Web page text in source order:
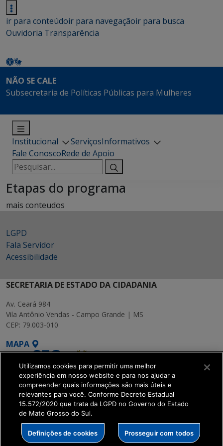
ir para conteúdoir para navegaçãoir para busca
Ouvidoria Transparência
NÃO SE CALE
Subsecretaria de Políticas Públicas para Mulheres
Institucional ServiçosInformativos
Fale ConoscoRede de Apoio
Pesquisar
por:
Etapas do programa
mais conteudos
LGPD
Fala Servidor
Acessibilidade
SECRETARIA DE ESTADO DA CIDADANIA
Av. Ceará 984
Vila Antônio Vendas - Campo Grande | MS
CEP: 79.003-010
MAPA
SETDIG | Secretaria-
Executiva de
Transformação Digital
Utilizamos cookies para permitir uma melhor
experiência em nosso website e para nos ajudar a
compreender quais informações são mais úteis e
relevantes para você. Conforme Decreto Estadual
15.572/2020 que trata da LGPD no Governo do Estado
de Mato Grosso do Sul.
Definições de cookies Prosseguir com todos